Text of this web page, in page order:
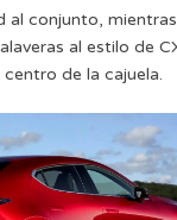
al conjunto,
al estilo de
de la cajuela.